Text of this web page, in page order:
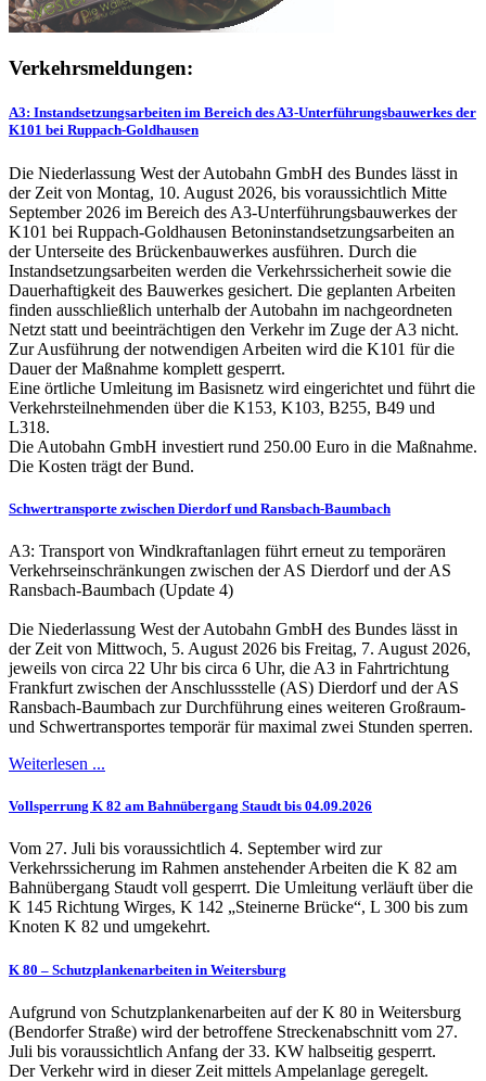
Verkehrsmeldungen:
A3: Instandsetzungsarbeiten im Bereich des A3-Unterführungsbauwerkes der
K101 bei Ruppach-Goldhausen
Die Niederlassung West der Autobahn GmbH des Bundes lässt in
der Zeit von Montag, 10. August 2026, bis voraussichtlich Mitte
September 2026 im Bereich des A3-Unterführungsbauwerkes der
K101 bei Ruppach-Goldhausen Betoninstandsetzungsarbeiten an
der Unterseite des Brückenbauwerkes ausführen. Durch die
Instandsetzungsarbeiten werden die Verkehrssicherheit sowie die
Dauerhaftigkeit des Bauwerkes gesichert. Die geplanten Arbeiten
finden ausschließlich unterhalb der Autobahn im nachgeordneten
Netzt statt und beeinträchtigen den Verkehr im Zuge der A3 nicht.
Zur Ausführung der notwendigen Arbeiten wird die K101 für die
Dauer der Maßnahme komplett gesperrt.
Eine örtliche Umleitung im Basisnetz wird eingerichtet und führt die
Verkehrsteilnehmenden über die K153, K103, B255, B49 und
L318.
Die Autobahn GmbH investiert rund 250.00 Euro in die Maßnahme.
Die Kosten trägt der Bund.
Schwertransporte zwischen Dierdorf und Ransbach-Baumbach
A3: Transport von Windkraftanlagen führt erneut zu temporären
Verkehrseinschränkungen zwischen der AS Dierdorf und der AS
Ransbach-Baumbach (Update 4)
Die Niederlassung West der Autobahn GmbH des Bundes lässt in
der Zeit von Mittwoch, 5. August 2026 bis Freitag, 7. August 2026,
jeweils von circa 22 Uhr bis circa 6 Uhr, die A3 in Fahrtrichtung
Frankfurt zwischen der Anschlussstelle (AS) Dierdorf und der AS
Ransbach-Baumbach zur Durchführung eines weiteren Großraum-
und Schwertransportes temporär für maximal zwei Stunden sperren.
Weiterlesen ...
Vollsperrung K 82 am Bahnübergang Staudt bis 04.09.2026
Vom 27. Juli bis voraussichtlich 4. September wird zur
Verkehrssicherung im Rahmen anstehender Arbeiten die K 82 am
Bahnübergang Staudt voll gesperrt. Die Umleitung verläuft über die
K 145 Richtung Wirges, K 142 „Steinerne Brücke“, L 300 bis zum
Knoten K 82 und umgekehrt.
K 80 – Schutzplankenarbeiten in Weitersburg
Aufgrund von Schutzplankenarbeiten auf der K 80 in Weitersburg
(Bendorfer Straße) wird der betroffene Streckenabschnitt vom 27.
Juli bis voraussichtlich Anfang der 33. KW halbseitig gesperrt.
Der Verkehr wird in dieser Zeit mittels Ampelanlage geregelt.